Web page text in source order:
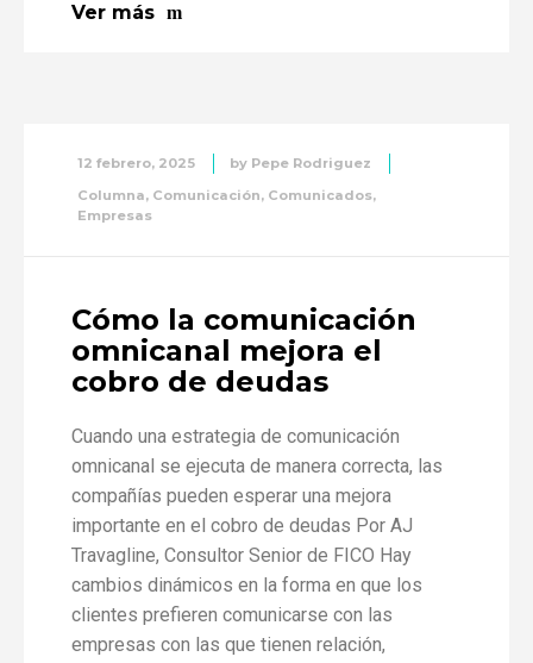
Ver más
12 febrero, 2025 by Pepe Rodriguez
Columna, Comunicación, Comunicados,
Empresas
Cómo la comunicación
omnicanal mejora el
cobro de deudas
Cuando una estrategia de comunicación
omnicanal se ejecuta de manera correcta, las
compañías pueden esperar una mejora
importante en el cobro de deudas Por AJ
Travagline, Consultor Senior de FICO Hay
cambios dinámicos en la forma en que los
clientes prefieren comunicarse con las
empresas con las que tienen relación,